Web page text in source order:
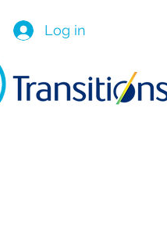
Log in